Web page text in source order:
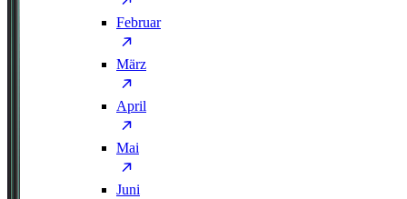
Februar
März
April
Mai
Juni